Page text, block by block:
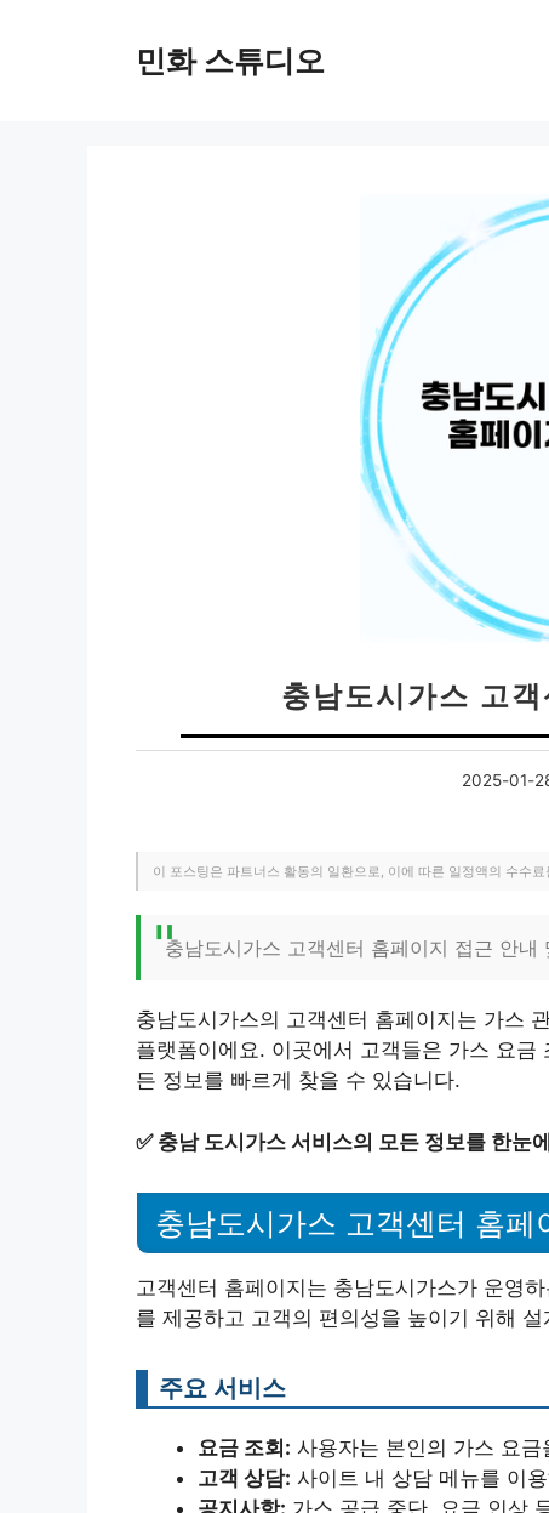
민화 스튜디오
충남도시가스 고
2025-01-
이 포스팅은 파트너스 활동의 일환으로, 이에 따른 일정액의 수수
충남도시가스 고객센터 홈페이지 접근 안내
충남도시가스의 고객센터 홈페이지는 가스
플랫폼이에요. 이곳에서 고객들은 가스 요
든 정보를 빠르게 찾을 수 있습니다.
✅ 충남 도시가스 서비스의 모든 정보를 한눈
충남도시가스 고객센터 홈페
고객센터 홈페이지는 충남도시가스가 운영
를 제공하고 고객의 편의성을 높이기 위해 설
주요 서비스
요금 조회: 사용자는 본인의 가스 요
고객 상담: 사이트 내 상담 메뉴를 이